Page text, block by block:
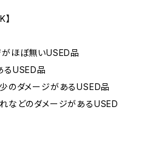
がほぼ無いUSED品
るUSED品
のダメージがあるUSED品
などのダメージがあるUSED